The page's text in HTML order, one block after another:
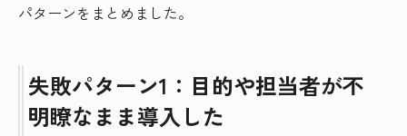
パターンをまとめました。
失敗パターン1：目的や担当者が不
明瞭なまま導入した